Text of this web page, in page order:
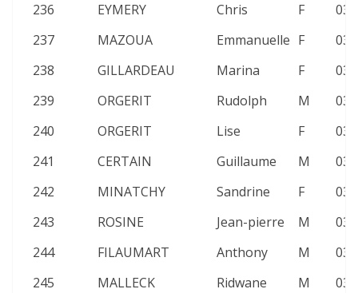
236
EYMERY Chris F
237
MAZOUA Emmanuelle F
238
GILLARDEAU Marina F
239
ORGERIT Rudolph M
240
ORGERIT Lise F
241
CERTAIN Guillaume M
242
MINATCHY Sandrine F
243
ROSINE Jean-pierre M
244
FILAUMART Anthony M
245
MALLECK
Ridwane M